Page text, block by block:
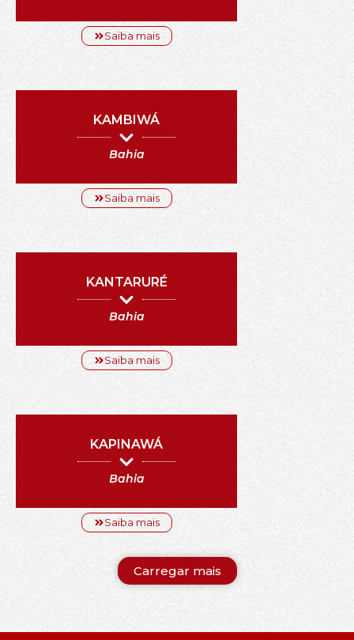
Saiba mais
KAMBIWÁ
Bahia
Saiba mais
KANTARURÉ
Bahia
Saiba mais
KAPINAWÁ
Bahia
Saiba mais
Carregar mais